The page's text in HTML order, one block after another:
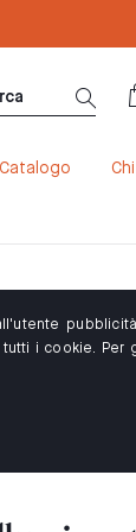
SCONTO
Catalogo
i cookie. Per